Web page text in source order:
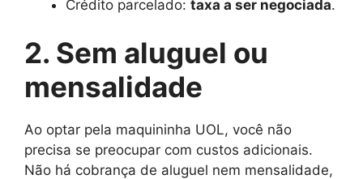
Crédito parcelado: taxa a ser negociada.
2. Sem aluguel ou
mensalidade
Ao optar pela maquininha UOL, você não
precisa se preocupar com custos adicionais.
Não há cobrança de aluguel nem mensalidade,